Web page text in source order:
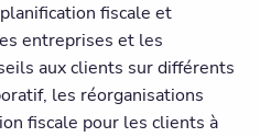
fiscale et
entreprises et les
aux clients sur différents
les réorganisations
fiscale pour les clients à